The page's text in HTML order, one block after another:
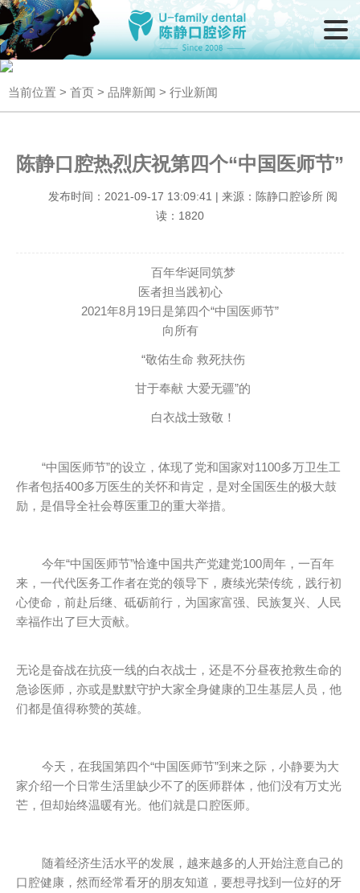
当前位置 > 首页 > 品牌新闻 > 行业新闻
陈静口腔热烈庆祝第四个“中国医师节”
发布时间：2021-09-17 13:09:41 | 来源：陈静口腔诊所 阅
读：1820
百年华诞同筑梦
医者担当践初心
2021年8月19日是第四个“中国医师节”
向所有
“敬佑生命 救死扶伤
甘于奉献 大爱无疆”的
白衣战士致敬！
“中国医师节”的设立，体现了党和国家对1100多万卫生工
作者包括400多万医生的关怀和肯定，是对全国医生的极大鼓
励，是倡导全社会尊医重卫的重大举措。
今年“中国医师节”恰逢中国共产党建党100周年，一百年
来，一代代医务工作者在党的领导下，赓续光荣传统，践行初
心使命，前赴后继、砥砺前行，为国家富强、民族复兴、人民
幸福作出了巨大贡献。
无论是奋战在抗疫一线的白衣战士，还是不分昼夜抢救生命的
急诊医师，亦或是默默守护大家全身健康的卫生基层人员，他
们都是值得称赞的英雄。
今天，在我国第四个“中国医师节”到来之际，小静要为大
家介绍一个日常生活里缺少不了的医师群体，他们没有万丈光
芒，但却始终温暖有光。他们就是口腔医师。
随着经济生活水平的发展，越来越多的人开始注意自己的
口腔健康，然而经常看牙的朋友知道，要想寻找到一位好的牙